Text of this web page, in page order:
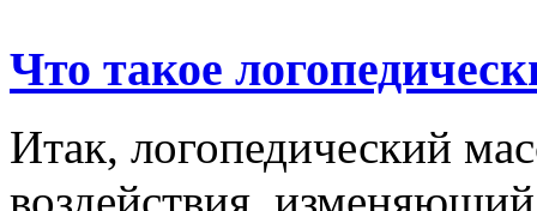
Что такое
Итак, логопедический